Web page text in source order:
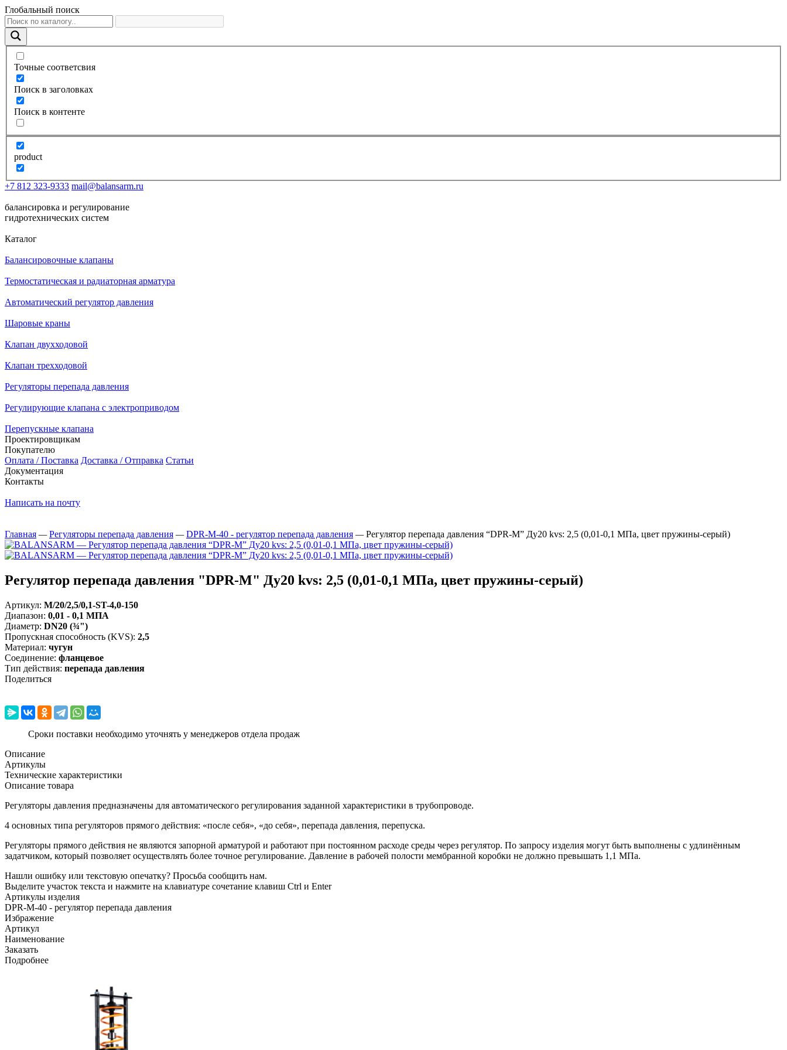
Глобальный поиск
Точные соответсвия
Поиск в заголовках
Поиск в контенте
product
+7 812 323-9333 mail@balansarm.ru
балансировка и регулирование
гидротехнических систем
Каталог
Балансировочные клапаны
Термостатическая и радиаторная арматура
Автоматический регулятор давления
Шаровые краны
Клапан двухходовой
Клапан трехходовой
Регуляторы перепада давления
Регулирующие клапана с электроприводом
Перепускные клапана
Проектировщикам
Покупателю
Оплата / Поставка Доставка / Отправка Статьи
Документация
Контакты
Написать на почту
Главная — Регуляторы перепада давления — DPR-M-40 - регулятор перепада давления — Регулятор перепада давления “DPR-M” Ду20 kvs: 2,5 (0,01-0,1 МПа, цвет пружины-серый)
Регулятор перепада давления "DPR-M" Ду20 kvs: 2,5 (0,01-0,1 МПа, цвет пружины-серый)
Артикул: M/20/2,5/0,1-ST-4,0-150
Диапазон: 0,01 - 0,1 МПА
Диаметр: DN20 (¾")
Пропускная способность (KVS): 2,5
Материал: чугун
Соединение: фланцевое
Тип действия: перепада давления
Поделиться
Сроки поставки необходимо уточнять у менеджеров отдела продаж
Описание
Артикулы
Технические характеристики
Описание товара
Регуляторы давления предназначены для автоматического регулирования заданной характеристики в трубопроводе.
4 основных типа регуляторов прямого действия: «после себя», «до себя», перепада давления, перепуска.
Регуляторы прямого действия не являются запорной арматурой и работают при постоянном расходе среды через регулятор. По запросу изделия могут быть выполнены с удлинённым
задатчиком, который позволяет осуществлять более точное регулирование. Давление в рабочей полости мембранной коробки не должно превышать 1,1 МПа.
Нашли ошибку или текстовую опечатку? Просьба сообщить нам.
Выделите участок текста и нажмите на клавиатуре сочетание клавиш Ctrl и Enter
Артикулы изделия
DPR-M-40 - регулятор перепада давления
Избражение
Артикул
Наименование
Заказать
Подробнее